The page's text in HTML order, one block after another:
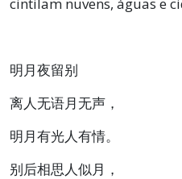
明月夜留别
离人无语月无声，
明月有光人有情。
别后相思人似月，